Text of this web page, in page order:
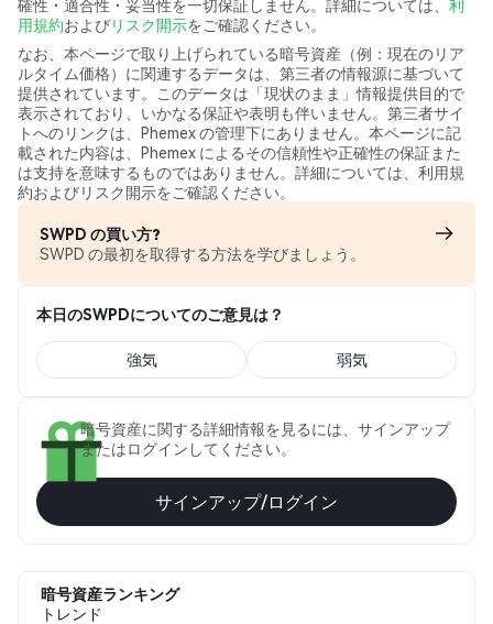
確性・適合性・妥当性を一切保証しません。詳細については、 利
用規約およびリスク開示をご確認ください。
なお、本ページで取り上げられている暗号資産（例：現在のリア
ルタイム価格）に関連するデータは、第三者の情報源に基づいて
提供されています。このデータは「現状のまま」情報提供目的で
表示されており、いかなる保証や表明も伴いません。第三者サイ
トへのリンクは、Phemex の管理下にありません。本ページに記
載された内容は、Phemex によるその信頼性や正確性の保証また
は支持を意味するものではありません。詳細については、利用規
約およびリスク開示をご確認ください。
SWPD の買い方?
SWPD の最初を取得する方法を学びましょう。
本日のSWPDについてのご意見は？
強気 弱気
暗号資産に関する詳細情報を見るには、サインアップ
またはログインしてください。
サインアップ/ログイン
暗号資産ランキング
トレンド